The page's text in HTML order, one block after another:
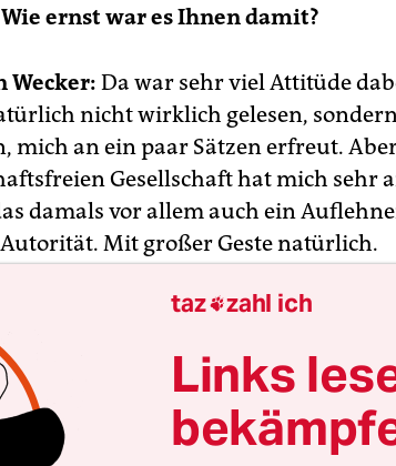
ernst war es Ihnen damit?
Wecker: Da war sehr viel Attitüde
nicht wirklich gelesen,
mich an ein paar Sätzen erfreut.
Gesellschaft hat mich sehr
damals vor allem auch ein
Mit großer Geste natürlich.
20 Jahre später drohte dieser
in diese Schule, das Münchner
– diesmal auf Einladung der
beim Weihnachtsbasar geben.
taz zahl ich
Links